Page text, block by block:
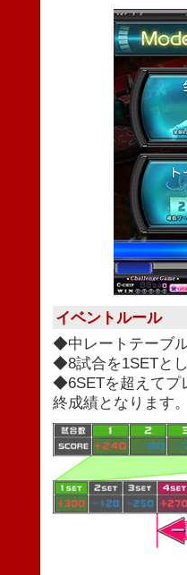
イベントルール
◆中レートテーブ
◆8試合を1SETと
◆6SETを超えてプ
終成績となります